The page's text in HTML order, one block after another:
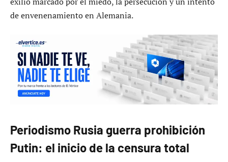
de envenenamiento en Alemania.
Periodismo Rusia guerra prohibición
Putin: el inicio de la censura total